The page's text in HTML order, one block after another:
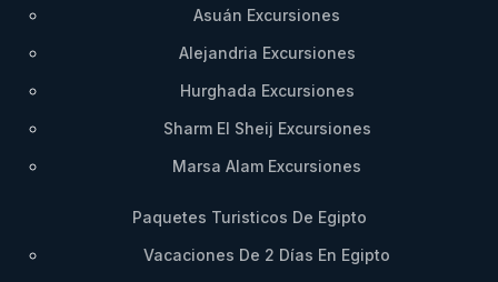
Asuán Excursiones
Alejandria Excursiones
Hurghada Excursiones
Sharm El Sheij Excursiones
Marsa Alam Excursiones
Paquetes Turisticos De Egipto
Vacaciones De 2 Días En Egipto